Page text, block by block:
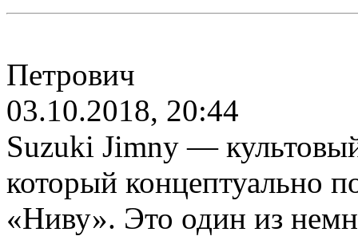
Петрович
03.10.2018, 20:44
Suzuki Jimny —
который концептуально
«Ниву». Это один из